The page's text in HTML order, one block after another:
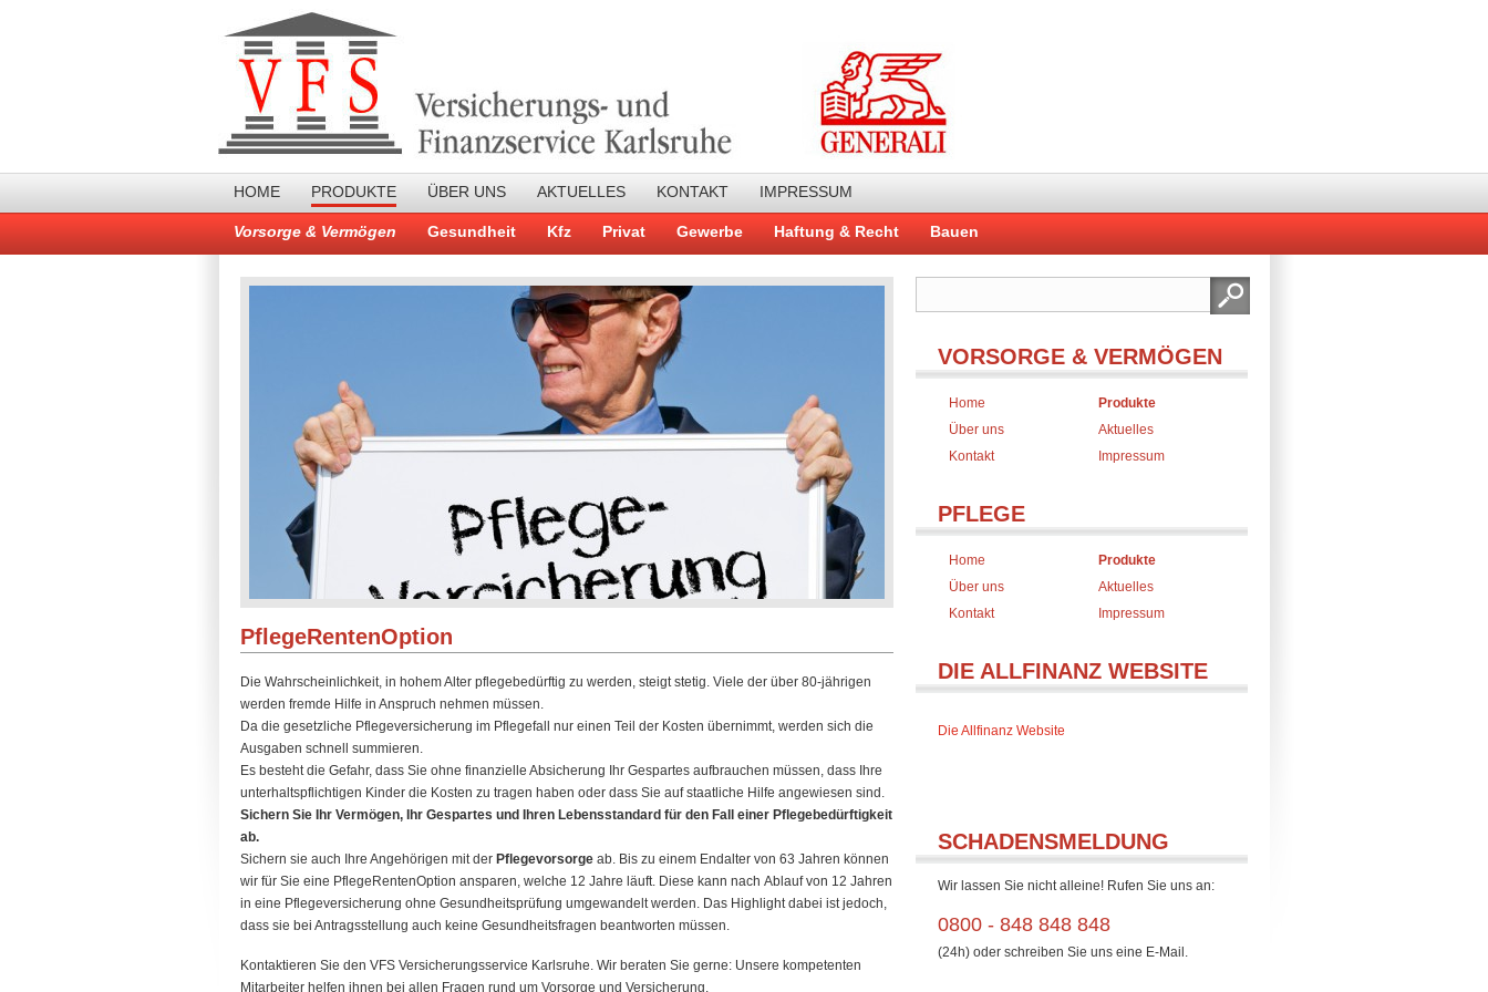
HOME PRODUKTE
Vorsorge & Vermögen Gesundheit Kfz Privat Gewerbe Haftung & Recht Bauen
ÜBER UNS AKTUELLES KONTAKT IMPRESSUM
PflegeRentenOption
Die Wahrscheinlichkeit, in hohem Alter pflegebedürftig zu werden, steigt stetig. Viele der über 80-jährigen
werden fremde Hilfe in Anspruch nehmen müssen.
Da die gesetzliche Pflegeversicherung im Pflegefall nur einen Teil der Kosten übernimmt, werden sich die
Ausgaben schnell summieren.
Es besteht die Gefahr, dass Sie ohne finanzielle Absicherung Ihr Gespartes aufbrauchen müssen, dass Ihre
unterhaltspflichtigen Kinder die Kosten zu tragen haben oder dass Sie auf staatliche Hilfe angewiesen sind.
Sichern Sie Ihr Vermögen, Ihr Gespartes und Ihren Lebensstandard für den Fall einer Pflegebedürftigkeit
ab.
Sichern sie auch Ihre Angehörigen mit der Pflegevorsorge ab. Bis zu einem Endalter von 63 Jahren können
wir für Sie eine PflegeRentenOption ansparen, welche 12 Jahre läuft. Diese kann nach Ablauf von 12 Jahren
in eine Pflegeversicherung ohne Gesundheitsprüfung umgewandelt werden. Das Highlight dabei ist jedoch,
dass sie bei Antragsstellung auch keine Gesundheitsfragen beantworten müssen.
Kontaktieren Sie den VFS Versicherungsservice Karlsruhe. Wir beraten Sie gerne: Unsere kompetenten
Mitarbeiter helfen ihnen bei allen Fragen rund um Vorsorge und Versicherung.
VORSORGE & VERMÖGEN
Home
Produkte
Über uns
Aktuelles
Kontakt
Impressum
PFLEGE
Home
Produkte
Über uns
Aktuelles
Kontakt
Impressum
DIE ALLFINANZ WEBSITE
Die Allfinanz Website
SCHADENSMELDUNG
Wir lassen Sie nicht alleine! Rufen Sie uns an:
0800 - 848 848 848
(24h) oder schreiben Sie uns eine E-Mail.